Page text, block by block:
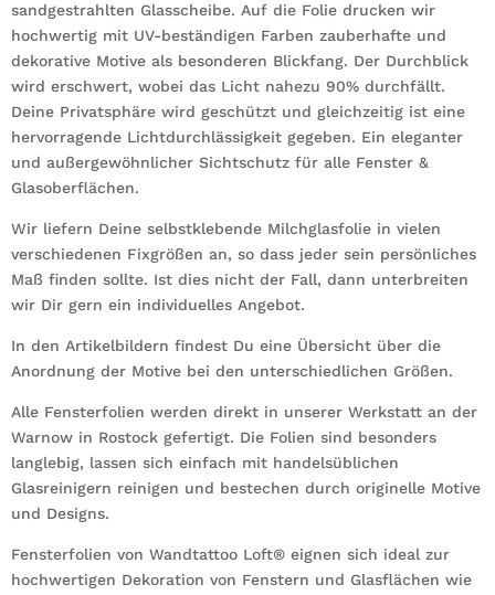
sandgestrahlten Glasscheibe. Auf die Folie drucken wir
hochwertig mit UV-beständigen Farben zauberhafte und
dekorative Motive als besonderen Blickfang. Der Durchblick
wird erschwert, wobei das Licht nahezu 90% durchfällt.
Deine Privatsphäre wird geschützt und gleichzeitig ist eine
hervorragende Lichtdurchlässigkeit gegeben. Ein eleganter
und außergewöhnlicher Sichtschutz für alle Fenster &
Glasoberflächen.
Wir liefern Deine selbstklebende Milchglasfolie in vielen
verschiedenen Fixgrößen an, so dass jeder sein persönliches
Maß finden sollte. Ist dies nicht der Fall, dann unterbreiten
wir Dir gern ein individuelles Angebot.
In den Artikelbildern findest Du eine Übersicht über die
Anordnung der Motive bei den unterschiedlichen Größen.
Alle Fensterfolien werden direkt in unserer Werkstatt an der
Warnow in Rostock gefertigt. Die Folien sind besonders
langlebig, lassen sich einfach mit handelsüblichen
Glasreinigern reinigen und bestechen durch originelle Motive
und Designs.
Fensterfolien von Wandtattoo Loft® eignen sich ideal zur
hochwertigen Dekoration von Fenstern und Glasflächen wie